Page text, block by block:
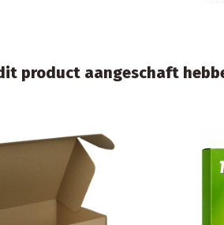
product aangeschaft